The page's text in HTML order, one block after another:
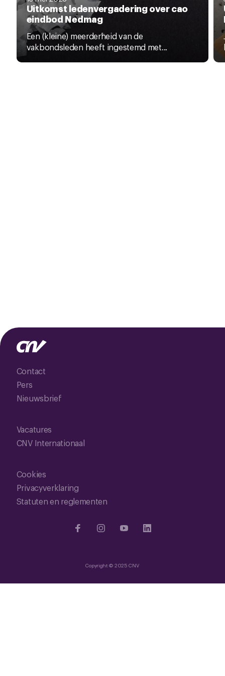
Uitkomst ledenvergadering over cao
eindbod Nedmag
Een (kleine) meerderheid van de
vakbondsleden heeft ingestemd met...
Contact
Pers
Nieuwsbrief
Vacatures
CNV Internationaal
Cookies
Privacyverklaring
Statuten en reglementen
Copyright © 2025 CNV